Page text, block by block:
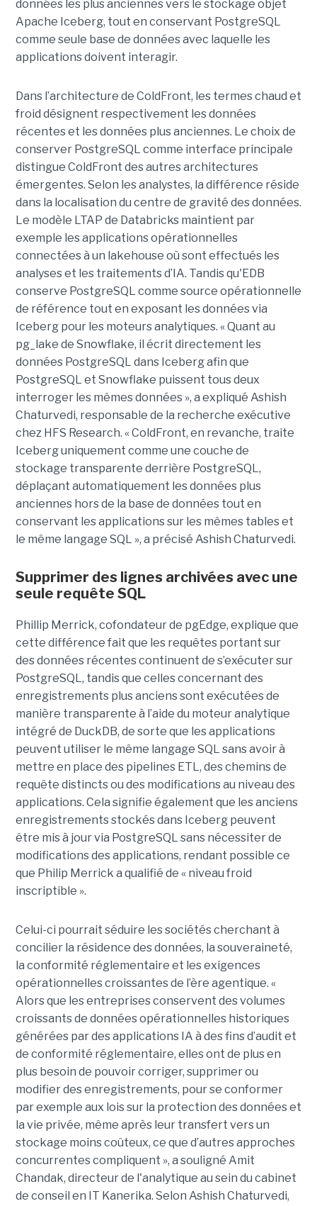
données les plus anciennes vers le stockage objet
Apache Iceberg, tout en conservant PostgreSQL
comme seule base de données avec laquelle les
applications doivent interagir.
Dans l’architecture de ColdFront, les termes chaud et
froid désignent respectivement les données
récentes et les données plus anciennes. Le choix de
conserver PostgreSQL comme interface principale
distingue ColdFront des autres architectures
émergentes. Selon les analystes, la différence réside
dans la localisation du centre de gravité des données.
Le modèle LTAP de Databricks maintient par
exemple les applications opérationnelles
connectées à un lakehouse où sont effectués les
analyses et les traitements d’IA. Tandis qu'EDB
conserve PostgreSQL comme source opérationnelle
de référence tout en exposant les données via
Iceberg pour les moteurs analytiques. « Quant au
pg_lake de Snowflake, il écrit directement les
données PostgreSQL dans Iceberg afin que
PostgreSQL et Snowflake puissent tous deux
interroger les mêmes données », a expliqué Ashish
Chaturvedi, responsable de la recherche exécutive
chez HFS Research. « ColdFront, en revanche, traite
Iceberg uniquement comme une couche de
stockage transparente derrière PostgreSQL,
déplaçant automatiquement les données plus
anciennes hors de la base de données tout en
conservant les applications sur les mêmes tables et
le même langage SQL », a précisé Ashish Chaturvedi.
Supprimer des lignes archivées avec une
seule requête SQL
Phillip Merrick, cofondateur de pgEdge, explique que
cette différence fait que les requêtes portant sur
des données récentes continuent de s’exécuter sur
PostgreSQL, tandis que celles concernant des
enregistrements plus anciens sont exécutées de
manière transparente à l’aide du moteur analytique
intégré de DuckDB, de sorte que les applications
peuvent utiliser le même langage SQL sans avoir à
mettre en place des pipelines ETL, des chemins de
requête distincts ou des modifications au niveau des
applications. Cela signifie également que les anciens
enregistrements stockés dans Iceberg peuvent
être mis à jour via PostgreSQL sans nécessiter de
modifications des applications, rendant possible ce
que Philip Merrick a qualifié de « niveau froid
inscriptible ».
Celui-ci pourrait séduire les sociétés cherchant à
concilier la résidence des données, la souveraineté,
la conformité réglementaire et les exigences
opérationnelles croissantes de l’ère agentique. «
Alors que les entreprises conservent des volumes
croissants de données opérationnelles historiques
générées par des applications IA à des fins d’audit et
de conformité réglementaire, elles ont de plus en
plus besoin de pouvoir corriger, supprimer ou
modifier des enregistrements, pour se conformer
par exemple aux lois sur la protection des données et
la vie privée, même après leur transfert vers un
stockage moins coûteux, ce que d’autres approches
concurrentes compliquent », a souligné Amit
Chandak, directeur de l'analytique au sein du cabinet
de conseil en IT Kanerika. Selon Ashish Chaturvedi,